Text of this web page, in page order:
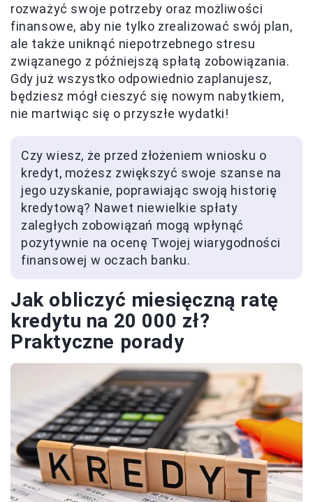
rozważyć swoje potrzeby oraz możliwości
finansowe, aby nie tylko zrealizować swój plan,
ale także uniknąć niepotrzebnego stresu
związanego z późniejszą spłatą zobowiązania.
Gdy już wszystko odpowiednio zaplanujesz,
będziesz mógł cieszyć się nowym nabytkiem,
nie martwiąc się o przyszłe wydatki!
Czy wiesz, że przed złożeniem wniosku o
kredyt, możesz zwiększyć swoje szanse na
jego uzyskanie, poprawiając swoją historię
kredytową? Nawet niewielkie spłaty
zaległych zobowiązań mogą wpłynąć
pozytywnie na ocenę Twojej wiarygodności
finansowej w oczach banku.
Jak obliczyć miesięczną ratę
kredytu na 20 000 zł?
Praktyczne porady